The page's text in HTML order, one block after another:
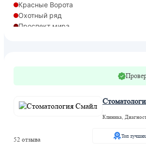
Красные Ворота
Охотный ряд
Проспект мира
Рижская
Клиника,
52 отзыва
Топ